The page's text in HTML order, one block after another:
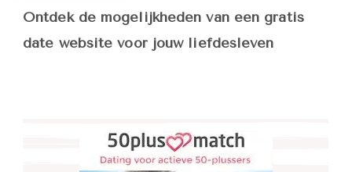
Ontdek de mogelijkheden van een gratis
date website voor jouw liefdesleven